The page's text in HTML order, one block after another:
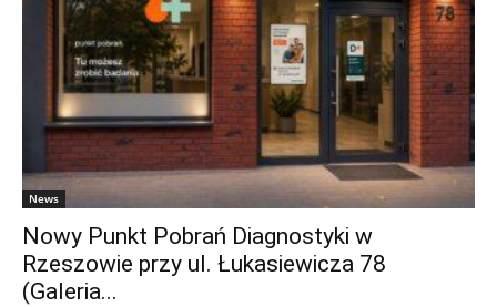
News
Nowy Punkt Pobrań Diagnostyki w
Rzeszowie przy ul. Łukasiewicza 78
(Galeria...